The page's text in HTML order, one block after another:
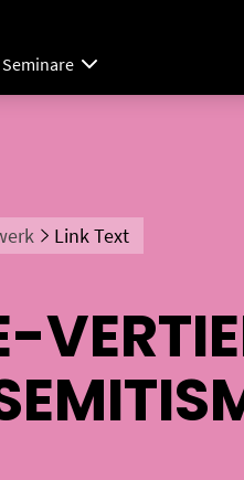
Seminare
Link Text